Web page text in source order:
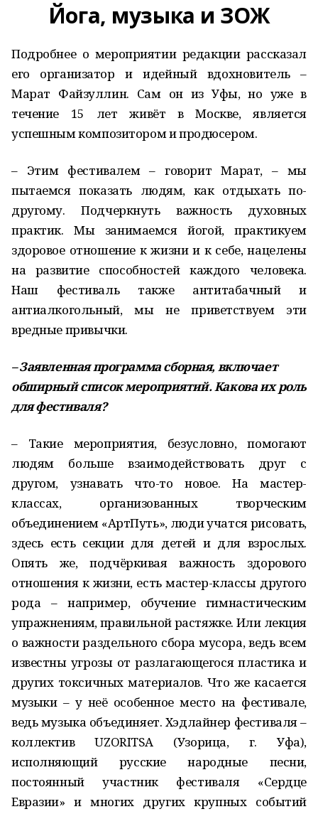
Йога, музыка и ЗОЖ
Подробнее о мероприятии редакции рассказал
его организатор и идейный вдохновитель –
Марат Файзуллин. Сам он из Уфы, но уже в
течение 15 лет живёт в Москве, является
успешным композитором и продюсером.
– Этим фестивалем – говорит Марат, – мы
пытаемся показать людям, как отдыхать по-
другому. Подчеркнуть важность духовных
практик. Мы занимаемся йогой, практикуем
здоровое отношение к жизни и к себе, нацелены
на развитие способностей каждого человека.
Наш фестиваль также антитабачный и
антиалкогольный, мы не приветствуем эти
вредные привычки.
– Заявленная программа сборная, включает
обширный список мероприятий. Какова их роль
для фестиваля?
– Такие мероприятия, безусловно, помогают
людям больше взаимодействовать друг с
другом, узнавать что-то новое. На мастер-
классах, организованных творческим
объединением «АртПуть», люди учатся рисовать,
здесь есть секции для детей и для взрослых.
Опять же, подчёркивая важность здорового
отношения к жизни, есть мастер-классы другого
рода – например, обучение гимнастическим
упражнениям, правильной растяжке. Или лекция
о важности раздельного сбора мусора, ведь всем
известны угрозы от разлагающегося пластика и
других токсичных материалов. Что же касается
музыки – у неё особенное место на фестивале,
ведь музыка объединяет. Хэдлайнер фестиваля –
коллектив UZORITSA (Узорица, г. Уфа),
исполняющий русские народные песни,
постоянный участник фестиваля «Сердце
Евразии» и многих других крупных событий